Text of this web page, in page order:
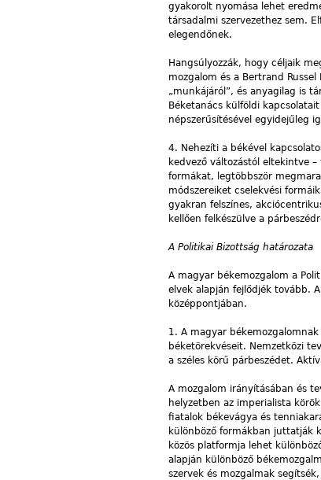
gyakorolt nyomása lehet
társadalmi szervezethez sem.
elegendőnek.
Hangsúlyozzák, hogy céljaik
mozgalom és a Bertrand
„munkájáról”, és anyagilag is
Béketanács külföldi
népszerűsítésével egyidejűleg
4. Nehezíti a békével
kedvező változástól eltekintve
formákat, legtöbbször
módszereiket cselekvési
gyakran felszínes,
kellően felkészülve a
A Politikai Bizottság határozata
A magyar békemozgalom a
elvek alapján fejlődjék tovább.
középpontjában.
1. A magyar
béketörekvéseit. Nemzetközi
a széles körű párbeszédet.
A mozgalom irányításában és
helyzetben az imperialista
fiatalok békevágya és
különböző formákban juttatják
közös platformja lehet
alapján különböző
szervek és mozgalmak